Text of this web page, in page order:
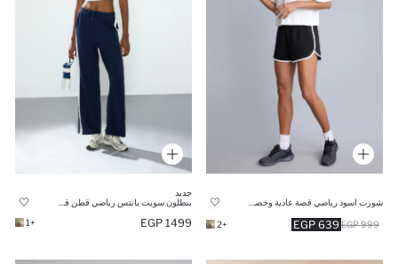
639 EGP 999 EGP
+2
جديد
1499 EGP
+1